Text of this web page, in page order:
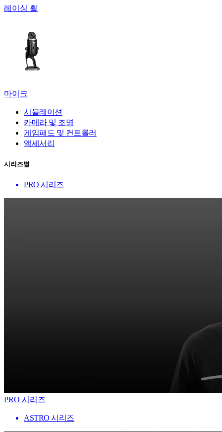
레이싱 휠
마이크
시뮬레이션
카메라 및 조명
게임패드 및 컨트롤러
액세서리
시리즈별
PRO 시리즈
PRO 시리즈
ASTRO 시리즈